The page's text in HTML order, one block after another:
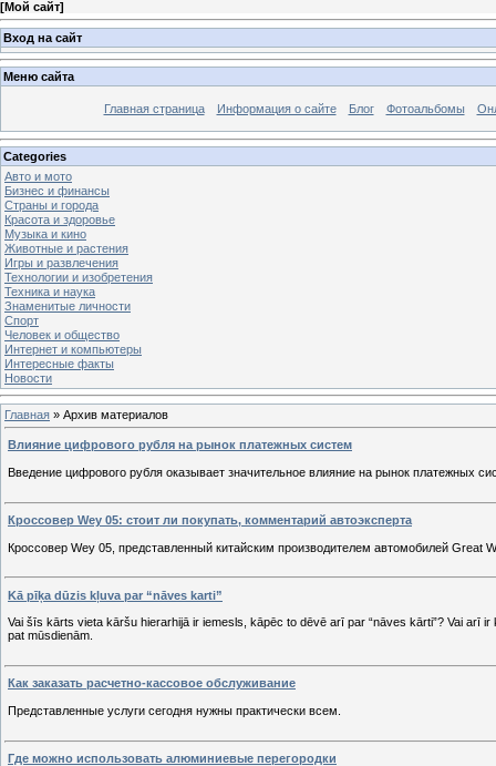
[Мой сайт]
Вход на сайт
Меню сайта
Главная страница Информация о сайте Блог Фотоальбомы
Categories
Авто и мото
Бизнес и финансы
Страны и города
Красота и здоровье
Музыка и кино
Животные и растения
Игры и развлечения
Технологии и изобретения
Техника и наука
Знаменитые личности
Спорт
Человек и общество
Интернет и компьютеры
Интересные факты
Новости
Главная » Архив материалов
Влияние цифрового рубля на рынок платежных систем
Введение цифрового рубля оказывает значительное влияние на рынок
Кроссовер Wey 05: стоит ли покупать, комментарий автоэксперта
Кроссовер Wey 05, представленный китайским производителем автомобилей Great
Kā pīķa dūzis kļuva par “nāves karti”
Vai šīs kārts vieta kāršu hierarhijā ir iemesls, kāpēc to dēvē arī par “nāves kārti”? Vai
pat mūsdienām.
Как заказать расчетно-кассовое обслуживание
Представленные услуги сегодня нужны практически всем.
Где можно использовать алюминиевые перегородки